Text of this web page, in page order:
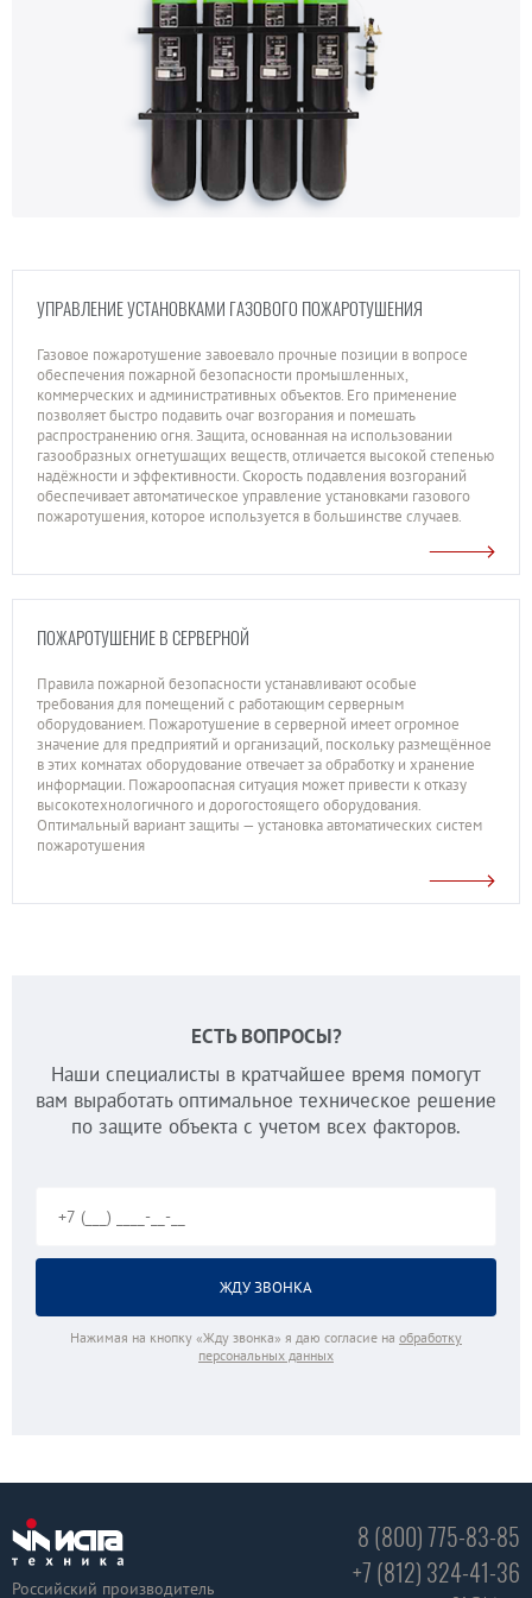
УПРАВЛЕНИЕ УСТАНОВКАМИ ГАЗОВОГО ПОЖАРОТУШЕНИЯ
Газовое пожаротушение завоевало прочные позиции в вопросе
обеспечения пожарной безопасности промышленных,
коммерческих и административных объектов. Его применение
позволяет быстро подавить очаг возгорания и помешать
распространению огня. Защита, основанная на использовании
газообразных огнетушащих веществ, отличается высокой степенью
надёжности и эффективности. Скорость подавления возгораний
обеспечивает автоматическое управление установками газового
пожаротушения, которое используется в большинстве случаев.
ПОЖАРОТУШЕНИЕ В СЕРВЕРНОЙ
Правила пожарной безопасности устанавливают особые
требования для помещений с работающим серверным
оборудованием. Пожаротушение в серверной имеет огромное
значение для предприятий и организаций, поскольку размещённое
в этих комнатах оборудование отвечает за обработку и хранение
информации. Пожароопасная ситуация может привести к отказу
высокотехнологичного и дорогостоящего оборудования.
Оптимальный вариант защиты — установка автоматических систем
пожаротушения
ЕСТЬ ВОПРОСЫ?
Наши специалисты в кратчайшее время помогут
вам выработать оптимальное техническое решение
по защите объекта с учетом всех факторов.
Нажимая на кнопку «Жду звонка» я даю согласие на обработку
персональных данных
Российский производитель
8 (800) 775-83-85
+7 (812) 324-41-36